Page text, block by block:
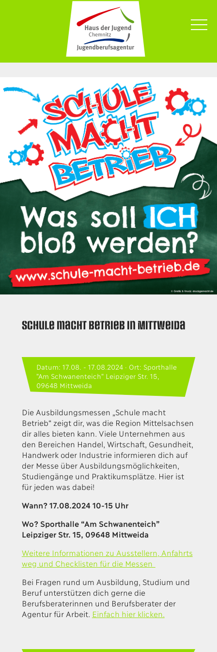
Schule macht Betrieb in Mittweida
Datum: 17.08. - 17.08.2024 · Ort: Sporthalle
"Am Schwanenteich" Leipziger Str. 15,
09648 Mittweida
Die Ausbildungsmessen „Schule macht
Betrieb“ zeigt dir, was die Region Mittelsachsen
dir alles bieten kann. Viele Unternehmen aus
den Bereichen Handel, Wirtschaft, Gesundheit,
Handwerk oder Industrie informieren dich auf
der Messe über Ausbildungsmöglichkeiten,
Studiengänge und Praktikumsplätze. Hier ist
für jeden was dabei!
Wann? 17.08.2024 10-15 Uhr
Wo? Sporthalle “Am Schwanenteich”
Leipziger Str. 15, 09648 Mittweida
Weitere Informationen zu Ausstellern, Anfahrts
weg und Checklisten für die Messen
Bei Fragen rund um Ausbildung, Studium und
Beruf unterstützen dich gerne die
Berufsberaterinnen und Berufsberater der
Agentur für Arbeit. Einfach hier klicken.